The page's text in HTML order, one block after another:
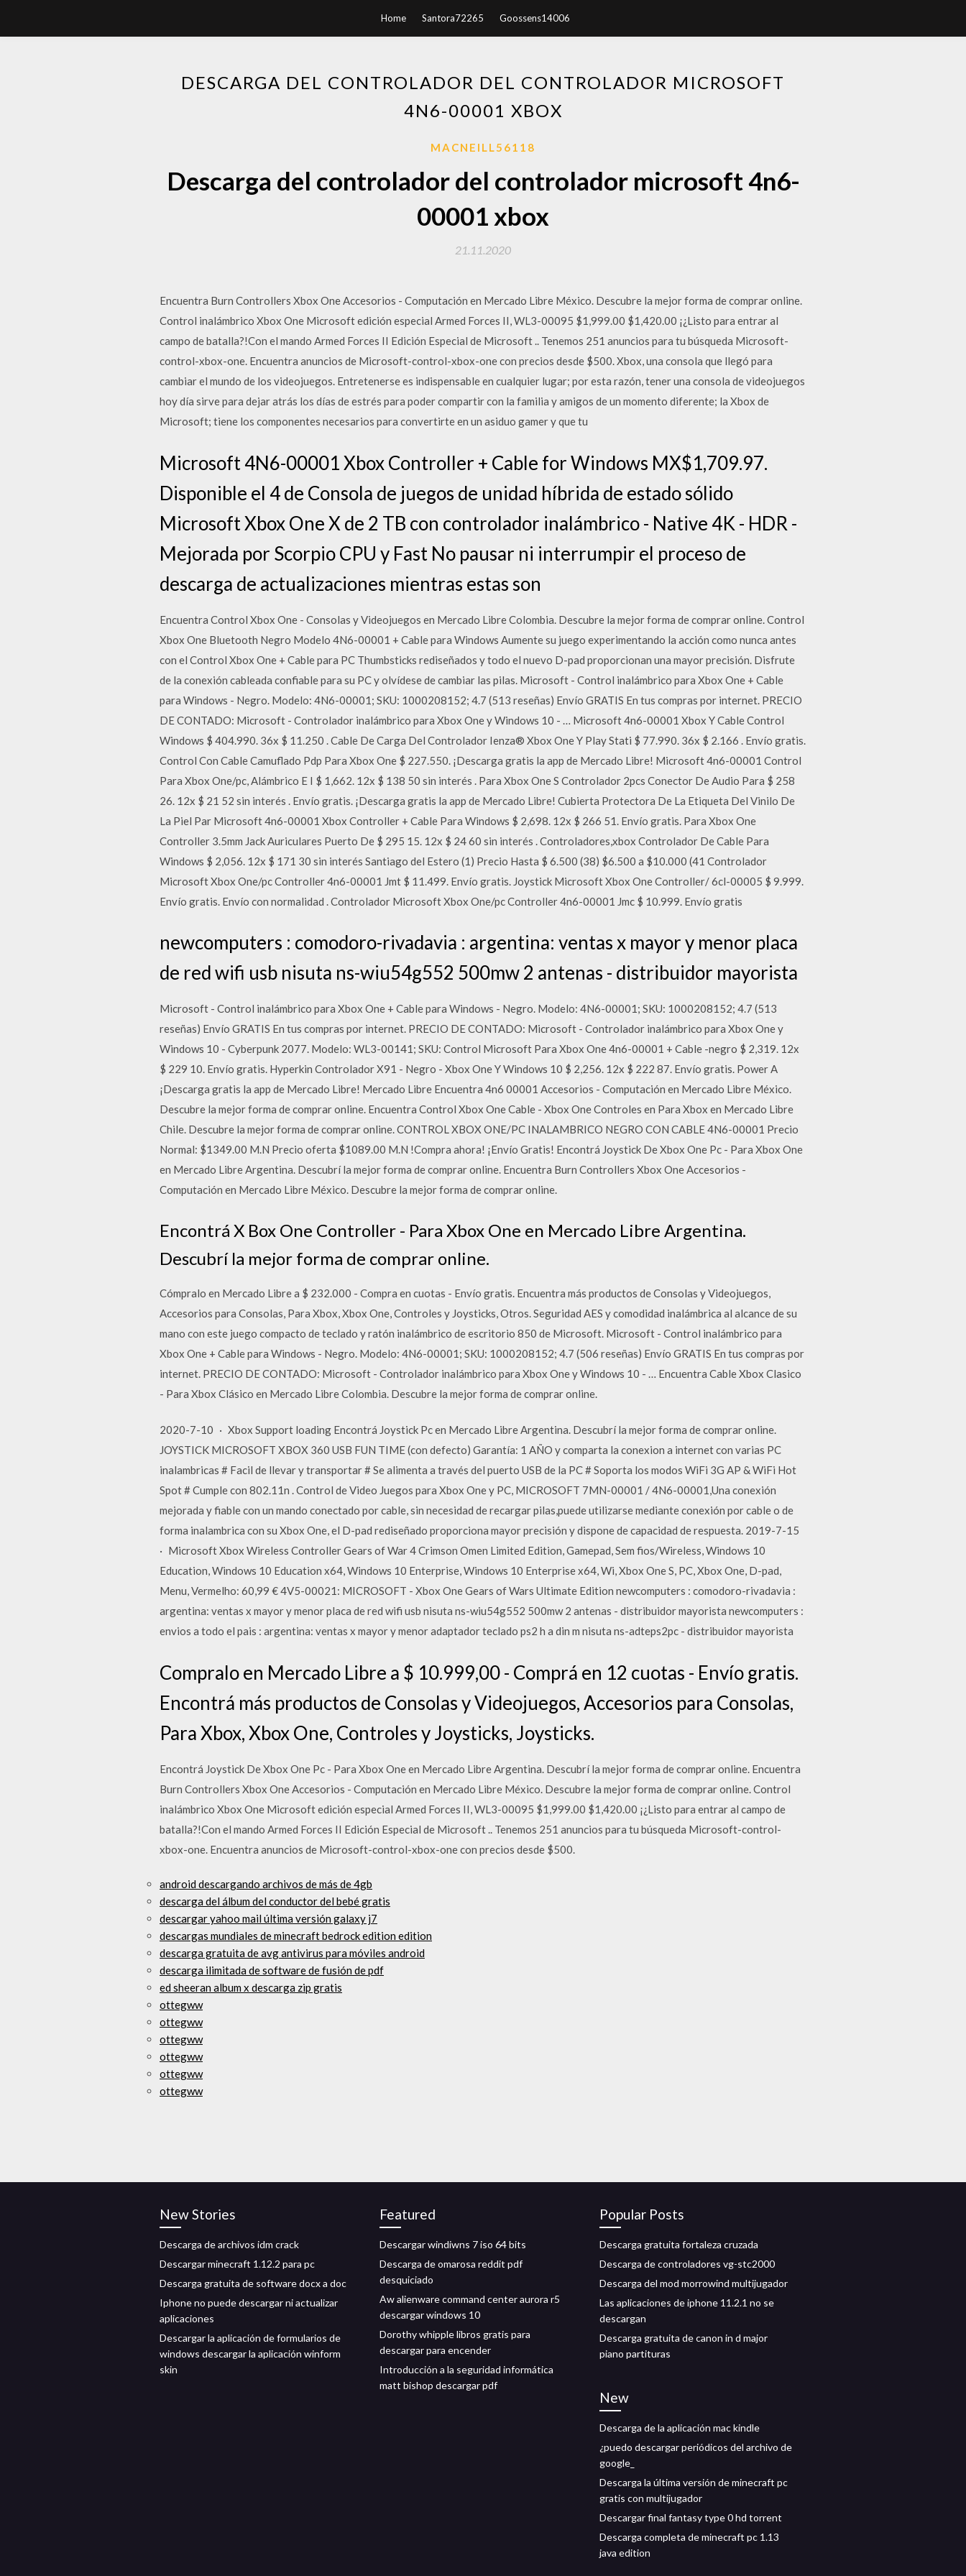
Home Santora72265 Goossens14006
DESCARGA DEL CONTROLADOR DEL CONTROLADOR MICROSOFT
4N6-00001 XBOX
MACNEILL56118
Descarga del controlador del controlador microsoft 4n6-
00001 xbox
21.11.2020
Encuentra Burn Controllers Xbox One Accesorios - Computación en Mercado Libre México. Descubre la mejor forma de comprar online.
Control inalámbrico Xbox One Microsoft edición especial Armed Forces II, WL3-00095 $1,999.00 $1,420.00 ¡¿Listo para entrar al
campo de batalla?!Con el mando Armed Forces II Edición Especial de Microsoft .. Tenemos 251 anuncios para tu búsqueda Microsoft-
control-xbox-one. Encuentra anuncios de Microsoft-control-xbox-one con precios desde $500. Xbox, una consola que llegó para
cambiar el mundo de los videojuegos. Entretenerse es indispensable en cualquier lugar; por esta razón, tener una consola de videojuegos
hoy día sirve para dejar atrás los días de estrés para poder compartir con la familia y amigos de un momento diferente; la Xbox de
Microsoft; tiene los componentes necesarios para convertirte en un asiduo gamer y que tu
Microsoft 4N6-00001 Xbox Controller + Cable for Windows MX$1,709.97.
Disponible el 4 de Consola de juegos de unidad híbrida de estado sólido
Microsoft Xbox One X de 2 TB con controlador inalámbrico - Native 4K - HDR -
Mejorada por Scorpio CPU y Fast No pausar ni interrumpir el proceso de
descarga de actualizaciones mientras estas son
Encuentra Control Xbox One - Consolas y Videojuegos en Mercado Libre Colombia. Descubre la mejor forma de comprar online. Control
Xbox One Bluetooth Negro Modelo 4N6-00001 + Cable para Windows Aumente su juego experimentando la acción como nunca antes
con el Control Xbox One + Cable para PC Thumbsticks rediseñados y todo el nuevo D-pad proporcionan una mayor precisión. Disfrute
de la conexión cableada confiable para su PC y olvídese de cambiar las pilas. Microsoft - Control inalámbrico para Xbox One + Cable
para Windows - Negro. Modelo: 4N6-00001; SKU: 1000208152; 4.7 (513 reseñas) Envío GRATIS En tus compras por internet. PRECIO
DE CONTADO: Microsoft - Controlador inalámbrico para Xbox One y Windows 10 - … Microsoft 4n6-00001 Xbox Y Cable Control
Windows $ 404.990. 36x $ 11.250 . Cable De Carga Del Controlador Ienza® Xbox One Y Play Stati $ 77.990. 36x $ 2.166 . Envío gratis.
Control Con Cable Camuflado Pdp Para Xbox One $ 227.550. ¡Descarga gratis la app de Mercado Libre! Microsoft 4n6-00001 Control
Para Xbox One/pc, Alámbrico E I $ 1,662. 12x $ 138 50 sin interés . Para Xbox One S Controlador 2pcs Conector De Audio Para $ 258
26. 12x $ 21 52 sin interés . Envío gratis. ¡Descarga gratis la app de Mercado Libre! Cubierta Protectora De La Etiqueta Del Vinilo De
La Piel Par Microsoft 4n6-00001 Xbox Controller + Cable Para Windows $ 2,698. 12x $ 266 51. Envío gratis. Para Xbox One
Controller 3.5mm Jack Auriculares Puerto De $ 295 15. 12x $ 24 60 sin interés . Controladores,xbox Controlador De Cable Para
Windows $ 2,056. 12x $ 171 30 sin interés Santiago del Estero (1) Precio Hasta $ 6.500 (38) $6.500 a $10.000 (41 Controlador
Microsoft Xbox One/pc Controller 4n6-00001 Jmt $ 11.499. Envío gratis. Joystick Microsoft Xbox One Controller/ 6cl-00005 $ 9.999.
Envío gratis. Envío con normalidad . Controlador Microsoft Xbox One/pc Controller 4n6-00001 Jmc $ 10.999. Envío gratis
newcomputers : comodoro-rivadavia : argentina: ventas x mayor y menor placa
de red wifi usb nisuta ns-wiu54g552 500mw 2 antenas - distribuidor mayorista
Microsoft - Control inalámbrico para Xbox One + Cable para Windows - Negro. Modelo: 4N6-00001; SKU: 1000208152; 4.7 (513
reseñas) Envío GRATIS En tus compras por internet. PRECIO DE CONTADO: Microsoft - Controlador inalámbrico para Xbox One y
Windows 10 - Cyberpunk 2077. Modelo: WL3-00141; SKU: Control Microsoft Para Xbox One 4n6-00001 + Cable -negro $ 2,319. 12x
$ 229 10. Envío gratis. Hyperkin Controlador X91 - Negro - Xbox One Y Windows 10 $ 2,256. 12x $ 222 87. Envío gratis. Power A
¡Descarga gratis la app de Mercado Libre! Mercado Libre Encuentra 4n6 00001 Accesorios - Computación en Mercado Libre México.
Descubre la mejor forma de comprar online. Encuentra Control Xbox One Cable - Xbox One Controles en Para Xbox en Mercado Libre
Chile. Descubre la mejor forma de comprar online. CONTROL XBOX ONE/PC INALAMBRICO NEGRO CON CABLE 4N6-00001 Precio
Normal: $1349.00 M.N Precio oferta $1089.00 M.N !Compra ahora! ¡Envío Gratis! Encontrá Joystick De Xbox One Pc - Para Xbox One
en Mercado Libre Argentina. Descubrí la mejor forma de comprar online. Encuentra Burn Controllers Xbox One Accesorios -
Computación en Mercado Libre México. Descubre la mejor forma de comprar online.
Encontrá X Box One Controller - Para Xbox One en Mercado Libre Argentina.
Descubrí la mejor forma de comprar online.
Cómpralo en Mercado Libre a $ 232.000 - Compra en cuotas - Envío gratis. Encuentra más productos de Consolas y Videojuegos,
Accesorios para Consolas, Para Xbox, Xbox One, Controles y Joysticks, Otros. Seguridad AES y comodidad inalámbrica al alcance de su
mano con este juego compacto de teclado y ratón inalámbrico de escritorio 850 de Microsoft. Microsoft - Control inalámbrico para
Xbox One + Cable para Windows - Negro. Modelo: 4N6-00001; SKU: 1000208152; 4.7 (506 reseñas) Envío GRATIS En tus compras por
internet. PRECIO DE CONTADO: Microsoft - Controlador inalámbrico para Xbox One y Windows 10 - … Encuentra Cable Xbox Clasico
- Para Xbox Clásico en Mercado Libre Colombia. Descubre la mejor forma de comprar online.
2020-7-10 · Xbox Support loading Encontrá Joystick Pc en Mercado Libre Argentina. Descubrí la mejor forma de comprar online.
JOYSTICK MICROSOFT XBOX 360 USB FUN TIME (con defecto) Garantía: 1 AÑO y comparta la conexion a internet con varias PC
inalambricas # Facil de llevar y transportar # Se alimenta a través del puerto USB de la PC # Soporta los modos WiFi 3G AP & WiFi Hot
Spot # Cumple con 802.11n . Control de Video Juegos para Xbox One y PC, MICROSOFT 7MN-00001 / 4N6-00001,Una conexión
mejorada y fiable con un mando conectado por cable, sin necesidad de recargar pilas,puede utilizarse mediante conexión por cable o de
forma inalambrica con su Xbox One, el D-pad rediseñado proporciona mayor precisión y dispone de capacidad de respuesta. 2019-7-15
· Microsoft Xbox Wireless Controller Gears of War 4 Crimson Omen Limited Edition, Gamepad, Sem fios/Wireless, Windows 10
Education, Windows 10 Education x64, Windows 10 Enterprise, Windows 10 Enterprise x64, Wi, Xbox One S, PC, Xbox One, D-pad,
Menu, Vermelho: 60,99 € 4V5-00021: MICROSOFT - Xbox One Gears of Wars Ultimate Edition newcomputers : comodoro-rivadavia :
argentina: ventas x mayor y menor placa de red wifi usb nisuta ns-wiu54g552 500mw 2 antenas - distribuidor mayorista newcomputers :
envios a todo el pais : argentina: ventas x mayor y menor adaptador teclado ps2 h a din m nisuta ns-adteps2pc - distribuidor mayorista
Compralo en Mercado Libre a $ 10.999,00 - Comprá en 12 cuotas - Envío gratis.
Encontrá más productos de Consolas y Videojuegos, Accesorios para Consolas,
Para Xbox, Xbox One, Controles y Joysticks, Joysticks.
Encontrá Joystick De Xbox One Pc - Para Xbox One en Mercado Libre Argentina. Descubrí la mejor forma de comprar online. Encuentra
Burn Controllers Xbox One Accesorios - Computación en Mercado Libre México. Descubre la mejor forma de comprar online. Control
inalámbrico Xbox One Microsoft edición especial Armed Forces II, WL3-00095 $1,999.00 $1,420.00 ¡¿Listo para entrar al campo de
batalla?!Con el mando Armed Forces II Edición Especial de Microsoft .. Tenemos 251 anuncios para tu búsqueda Microsoft-control-
xbox-one. Encuentra anuncios de Microsoft-control-xbox-one con precios desde $500.
android descargando archivos de más de 4gb
descarga del álbum del conductor del bebé gratis
descargar yahoo mail última versión galaxy j7
descargas mundiales de minecraft bedrock edition edition
descarga gratuita de avg antivirus para móviles android
descarga ilimitada de software de fusión de pdf
ed sheeran album x descarga zip gratis
ottegww
ottegww
ottegww
ottegww
ottegww
ottegww
New Stories
Descarga de archivos idm crack
Descargar minecraft 1.12.2 para pc
Descarga gratuita de software docx a doc
Iphone no puede descargar ni actualizar
aplicaciones
Descargar la aplicación de formularios de
windows descargar la aplicación winform
skin
Featured
Descargar windiwns 7 iso 64 bits
Descarga de omarosa reddit pdf
desquiciado
Aw alienware command center aurora r5
descargar windows 10
Dorothy whipple libros gratis para
descargar para encender
Introducción a la seguridad informática
matt bishop descargar pdf
Popular Posts
Descarga gratuita fortaleza cruzada
Descarga de controladores vg-stc2000
Descarga del mod morrowind multijugador
Las aplicaciones de iphone 11.2.1 no se
descargan
Descarga gratuita de canon in d major
piano partituras
New
Descarga de la aplicación mac kindle
¿puedo descargar periódicos del archivo de
google_
Descarga la última versión de minecraft pc
gratis con multijugador
Descargar final fantasy type 0 hd torrent
Descarga completa de minecraft pc 1.13
java edition